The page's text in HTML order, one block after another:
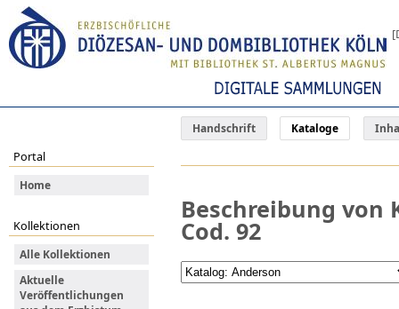
Handschrift Kataloge
Portal
Home
Kollektionen
Alle Kollektionen
Aktuelle
Veröffentlichungen
Beschreibung von
Cod. 92